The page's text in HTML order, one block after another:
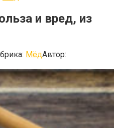
и вред, из
МёдАвтор: